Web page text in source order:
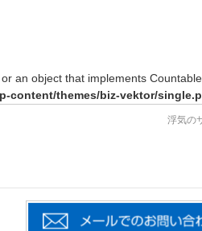
an object that implements
content/themes/biz-vektor/
浮気の